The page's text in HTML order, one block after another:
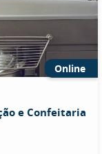
Online
e Confeitaria